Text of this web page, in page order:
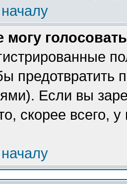
могу
предотвратить
Если вы
скорее всего,